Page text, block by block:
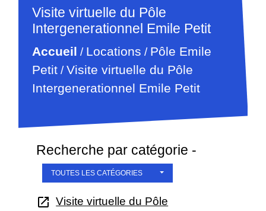
Visite virtuelle du Pôle
Intergenerationnel Emile Petit
Accueil / Locations / Pôle Emile
Petit/Visite virtuelle du Pôle
Intergenerationnel Emile Petit
Recherche par catégorie -
TOUTES LES CATÉGORIES
open_in_new Visite virtuelle du Pôle